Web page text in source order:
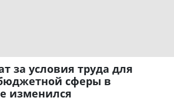
за условия труда для
сферы в
изменился